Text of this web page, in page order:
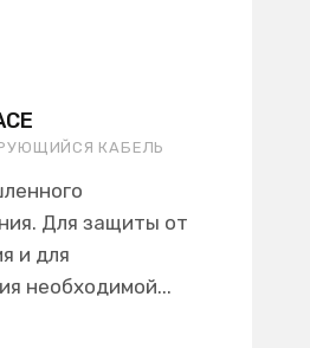
КАБЕЛЬ
Для защиты от
и для
необходимой...